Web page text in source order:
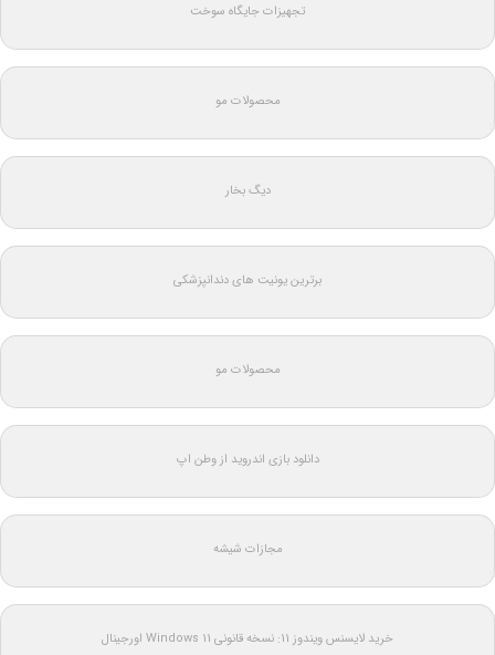
تجهیزات جایگاه سوخت
محصولات مو
دیگ بخار
برترین یونیت های دندانپزشکی
محصولات مو
دانلود بازی اندروید از وطن اپ
مجازات شیشه
خرید لایسنس ویندوز 11: نسخه قانونی Windows 11 اورجینال